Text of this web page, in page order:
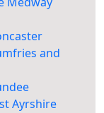
and
Ayrshire